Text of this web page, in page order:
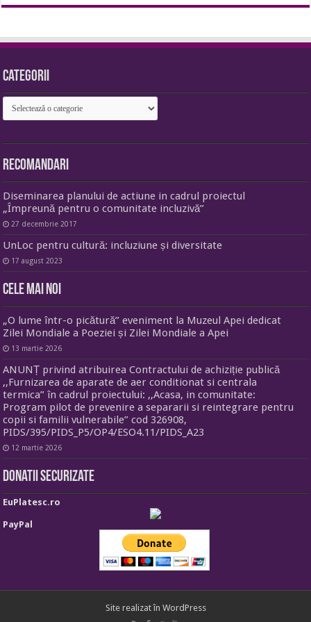
Categorii
Categorii
Recomandari
Diseminarea planului de actiune in cadrul proiectul
„Împreună pentru o comunitate incluzivă”
27 decembrie 2017
UnLoc pentru cultură: incluziune și diversitate
17 august 2023
Cele mai noi
„O lume într-o picătură” eveniment la Muzeul Apei dedicat
Zilei Mondiale a Poeziei și Zilei Mondiale a Apei
13 martie 2026
ANUNȚ privind atribuirea Contractului de achiziție publică
,,Furnizarea de aparate de aer conditionat si centrala
termica” în cadrul proiectului: ,,Acasa, in comunitate:
Program pilot de prevenire a separarii si reintegrare pentru
copii si familii vulnerabile” cod 326908,
PIDS/395/PIDS_P5/OP4/ESO4.11/PIDS_A23
12 martie 2026
Donatii securizate
EuPlatesc.ro
PayPal
Site realizat în WordPress